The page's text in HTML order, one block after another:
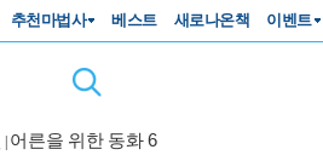
추천마법사 베스트 새로나온책 이벤트
어른을 위한 동화 6